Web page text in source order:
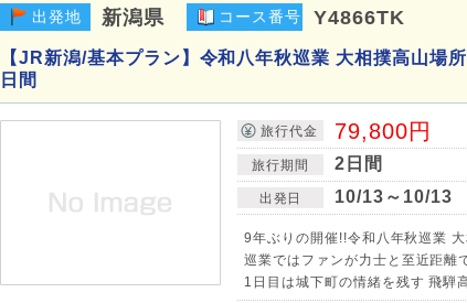
出発地 新潟県 コース番号 Y4866TK
【JR新潟/基本プラン】令和八年秋巡業 大相撲高山場
日間
旅行代金 79,800円
旅行期間 2日間
出発日 10/13～10/13
9年ぶりの開催!!令和八年秋巡業
巡業ではファンが力士と至近距離
1日目は城下町の情緒を残す 飛騨